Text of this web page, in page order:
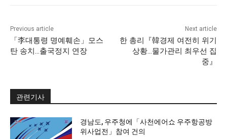
Previous article
「李대통령 명예훼손」모스
탄 송치…출국정지 연장
Next article
한 총리『韓경제 여전히 위기
상황…물가관리 최우선 집
중』
관련기사
경남도, 우주청에「사천에어쇼 우주항공방
위사업전」참여 건의